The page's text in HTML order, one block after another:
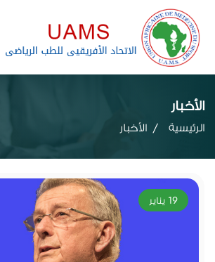
الأخبار
الرئيسية الأخبار
19 يناير